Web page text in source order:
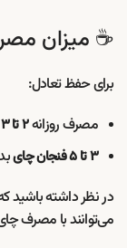
☕ میزان
برای حفظ تعادل:
مصرف روزانه۲ تا ۳ فنجان قهوه
۳ تا ۵ فنجان چای
در نظر داشته باشید
می‌توانند با مصرف